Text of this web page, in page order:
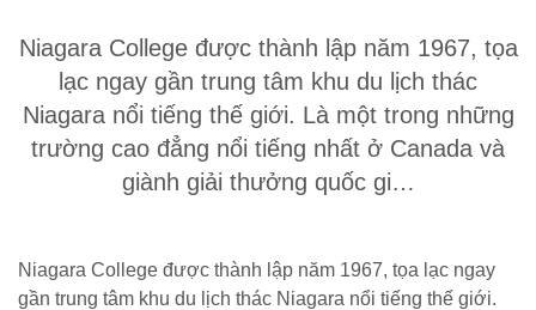
Niagara College được thành lập năm 1967, tọa
lạc ngay gần trung tâm khu du lịch thác
Niagara nổi tiếng thế giới. Là một trong những
trường cao đẳng nổi tiếng nhất ở Canada và
giành giải thưởng quốc gi…
Niagara College được thành lập năm 1967, tọa lạc ngay
gần trung tâm khu du lịch thác Niagara nổi tiếng thế giới.